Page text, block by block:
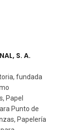
S. A.
fundada
Papel
Punto de
Papelería